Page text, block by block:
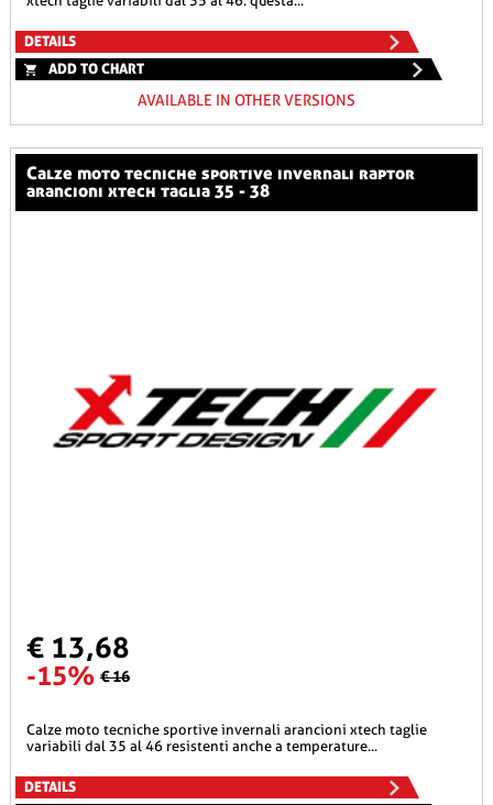
DETAILS
ADD TO CHART
AVAILABLE IN OTHER VERSIONS
calze moto tecniche sportive invernali raptor
arancioni xtech taglia 35 - 38
€ 13,68
-15% € 16
calze moto tecniche sportive invernali arancioni xtech taglie
variabili dal 35 al 46 resistenti anche a temperature...
DETAILS